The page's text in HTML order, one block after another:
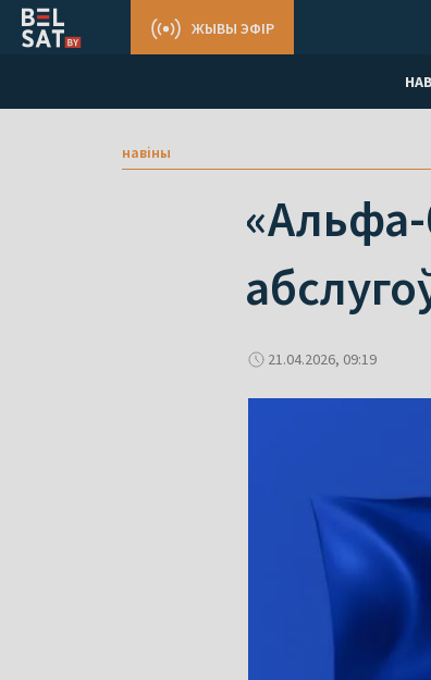
ЖЫВЫ ЭФІР
навіны
«Альфа-
21.04.2026, 09:19